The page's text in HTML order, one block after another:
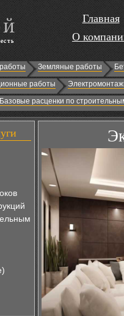
Главная
О
Земляные работы
работы
Базовые расценки по